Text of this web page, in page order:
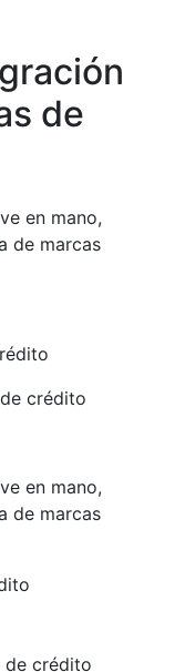
de
en mano,
de marcas
en mano,
de marcas